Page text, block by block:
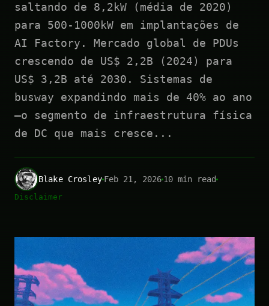
saltando de 8,2kW (média de 2020)
para 500-1000kW em implantações de
AI Factory. Mercado global de PDUs
crescendo de US$ 2,2B (2024) para
US$ 3,2B até 2030. Sistemas de
busway expandindo mais de 40% ao ano
—o segmento de infraestrutura física
de DC que mais cresce...
Blake CrosleyFeb 21, 202610 min read
Disclaimer